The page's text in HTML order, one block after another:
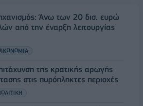
Άνω των 20 δισ. ευρώ
από την έναρξη λειτουργίας
της κρατικής αρωγής
στις πυρόπληκτες περιοχές